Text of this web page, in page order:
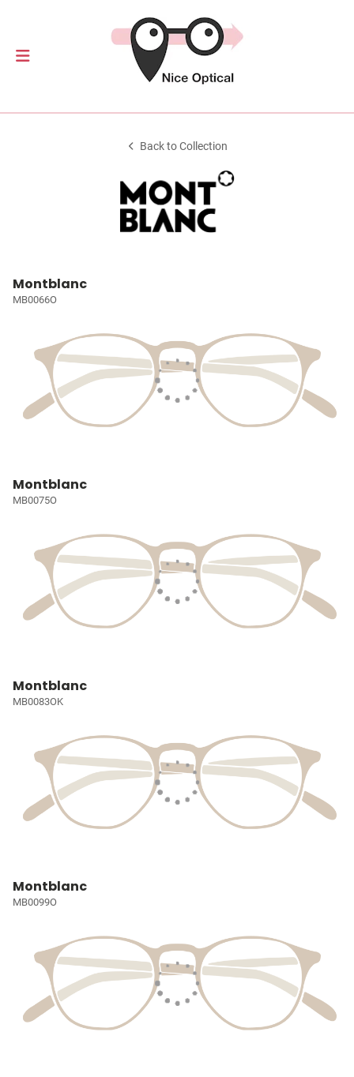
Back to Collection
Montblanc
MB0066O
Montblanc
MB0075O
Montblanc
MB0083OK
Montblanc
MB0099O